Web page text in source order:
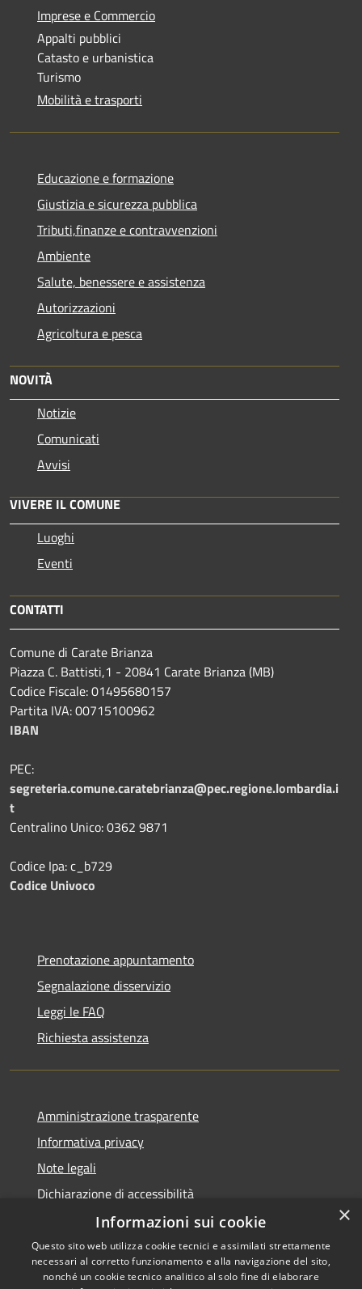
Imprese e Commercio
Appalti pubblici
Catasto e urbanistica
Turismo
Mobilità e trasporti
Educazione e formazione
Giustizia e sicurezza pubblica
Tributi,finanze e contravvenzioni
Ambiente
Salute, benessere e assistenza
Autorizzazioni
Agricoltura e pesca
NOVITÀ
Notizie
Comunicati
Avvisi
VIVERE IL COMUNE
Luoghi
Eventi
CONTATTI
Comune di Carate Brianza
Piazza C. Battisti,1 - 20841 Carate Brianza (MB)
Codice Fiscale: 01495680157
Partita IVA: 00715100962
IBAN
PEC:
segreteria.comune.caratebrianza@pec.regione.lombardia.i
t
Centralino Unico: 0362 9871
Codice Ipa: c_b729
Codice Univoco
Prenotazione appuntamento
Segnalazione disservizio
Leggi le FAQ
Richiesta assistenza
Amministrazione trasparente
Informativa privacy
Note legali
Dichiarazione di accessibilità
×
Informazioni sui cookie
Questo sito web utilizza cookie tecnici e assimilati strettamente
necessari al corretto funzionamento e alla navigazione del sito,
nonché un cookie tecnico analitico al solo fine di elaborare